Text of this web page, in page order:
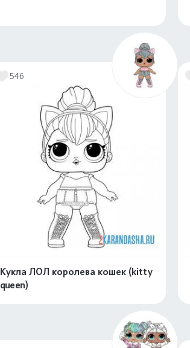
546
Кукла ЛОЛ королева кошек (kitty
queen)
Распечатать и скачать